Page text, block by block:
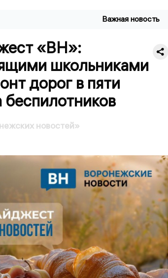
Важная новость
«ВН»:
школьниками
дорог в пяти
беспилотников
новостей»